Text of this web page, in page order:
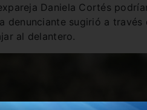
Daniela Cortés
denunciante sugirió a través
al delantero.